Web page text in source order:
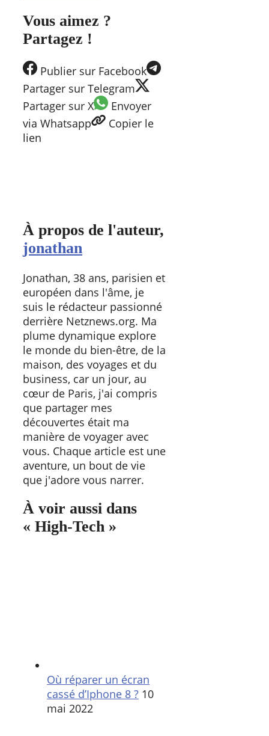
Vous aimez ?
Partagez !
Publier sur Facebook
Partager sur Telegram
Partager sur X
Envoyer
via Whatsapp
Copier le
lien
À propos de l'auteur,
jonathan
Jonathan, 38 ans, parisien et
européen dans l'âme, je
suis le rédacteur passionné
derrière Netznews.org. Ma
plume dynamique explore
le monde du bien-être, de la
maison, des voyages et du
business, car un jour, au
cœur de Paris, j'ai compris
que partager mes
découvertes était ma
manière de voyager avec
vous. Chaque article est une
aventure, un bout de vie
que j'adore vous narrer.
À voir aussi dans
« High-Tech »
Où réparer un écran
cassé d’Iphone 8 ? 10
mai 2022